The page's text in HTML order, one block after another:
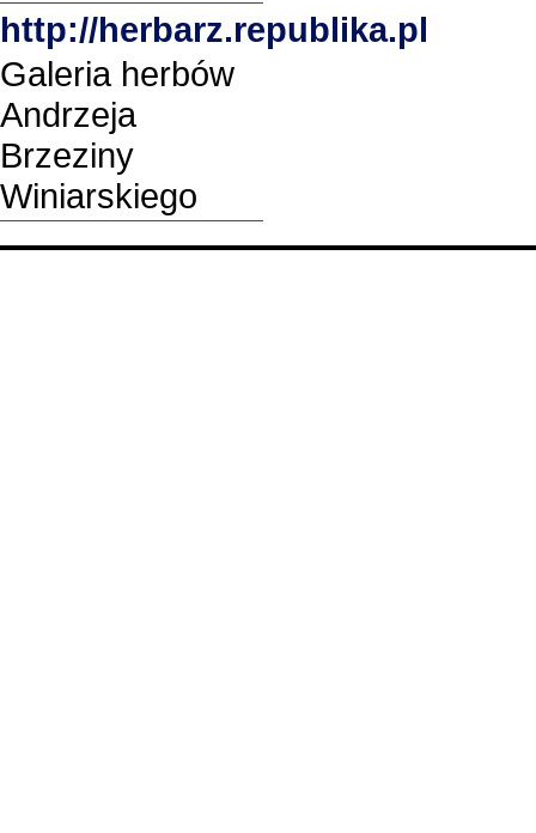
http://herbarz.republika.pl
Galeria herbów
Andrzeja
Brzeziny
Winiarskiego